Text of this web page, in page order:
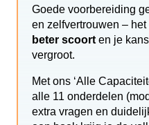
Goede voorbereiding
en zelfvertrouwen –
beter scoort en je
vergroot.
Met ons ‘Alle
alle 11 onderdelen
extra vragen en